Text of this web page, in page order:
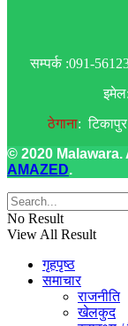
सम्पर्क :091-
ठेगाना:
© 2020
AMAZED.
No Result
View All Result
गृहपृष्ठ
समाचार
राजनीति
खेलकुद